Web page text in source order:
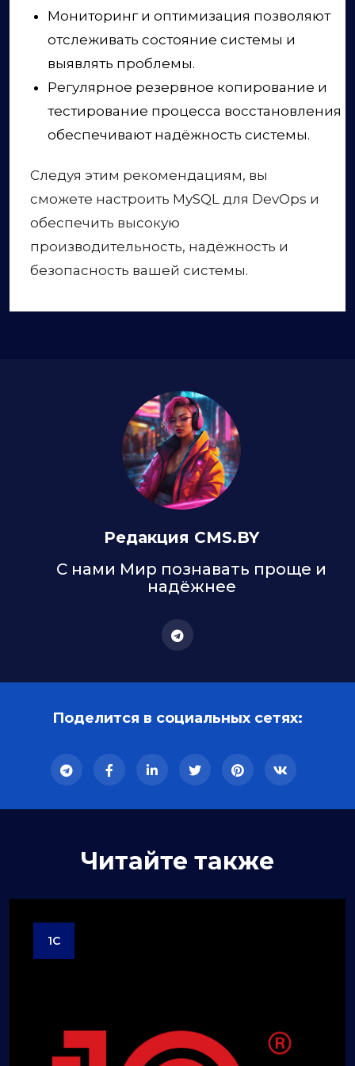
Мониторинг и оптимизация позволяют
отслеживать состояние системы и
выявлять проблемы.
Регулярное резервное копирование и
тестирование процесса восстановления
обеспечивают надёжность системы.
Следуя этим рекомендациям, вы
сможете настроить MySQL для DevOps и
обеспечить высокую
производительность, надёжность и
безопасность вашей системы.
Редакция CMS.BY
С нами Мир познавать проще и
надёжнее
Поделится в социальных сетях:
Читайте также
1C